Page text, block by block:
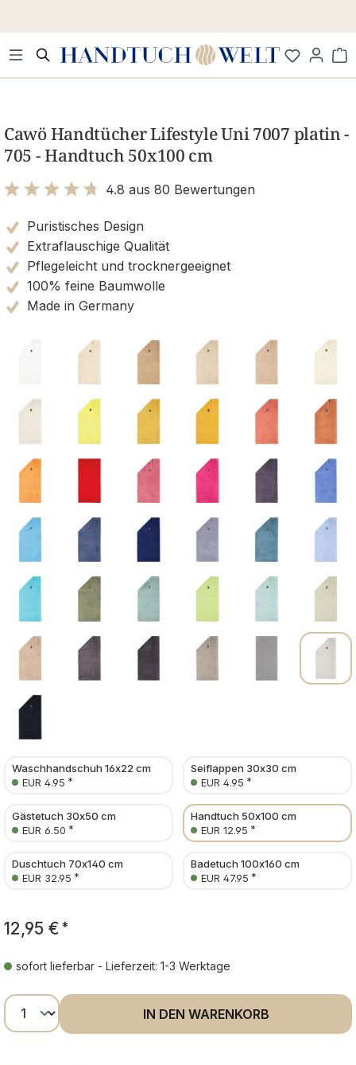
Cawö Handtücher Lifestyle Uni 7007 platin -
705 - Handtuch 50x100 cm
4.8 aus 80 Bewertungen
Puristisches Design
Extraflauschige Qualität
Pflegeleicht und trocknergeeignet
100% feine Baumwolle
Made in Germany
Waschhandschuh 16x22 cm
EUR 4.95 *
Seiflappen 30x30 cm
EUR 4.95 *
Gästetuch 30x50 cm
EUR 6.50 *
Handtuch 50x100 cm
EUR 12.95 *
Duschtuch 70x140 cm
EUR 32.95 *
Badetuch 100x160 cm
EUR 47.95 *
12,95 € *
sofort lieferbar - Lieferzeit: 1-3 Werktage
Produkt Anzahl: Gib den gewünschten
IN DEN WARENKORB